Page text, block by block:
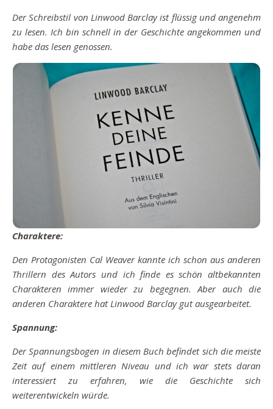
Der Schreibstil von Linwood Barclay ist flüssig und angenehm
zu lesen. Ich bin schnell in der Geschichte angekommen und
habe das lesen genossen.
Charaktere:
Den Protagonisten Cal Weaver kannte ich schon aus anderen
Thrillern des Autors und ich finde es schön altbekannten
Charakteren immer wieder zu begegnen. Aber auch die
anderen Charaktere hat Linwood Barclay gut ausgearbeitet.
Spannung:
Der Spannungsbogen in diesem Buch befindet sich die meiste
Zeit auf einem mittleren Niveau und ich war stets daran
interessiert zu erfahren, wie die Geschichte sich
weiterentwickeln würde.